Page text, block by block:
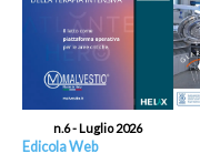
n.6 - Luglio 2026
Edicola Web